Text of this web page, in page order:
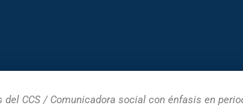
CCS / Comunicadora social con énfasis en